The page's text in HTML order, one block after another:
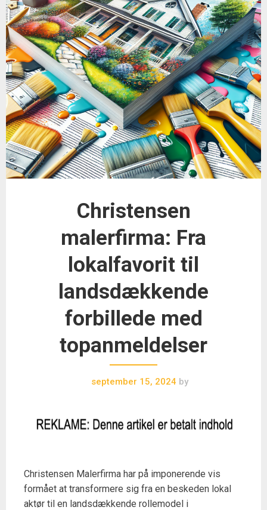
Christensen
malerfirma: Fra
lokalfavorit til
landsdækkende
forbillede med
topanmeldelser
september 15, 2024 by
Christensen Malerfirma har på imponerende vis
formået at transformere sig fra en beskeden lokal
aktør til en landsdækkende rollemodel i